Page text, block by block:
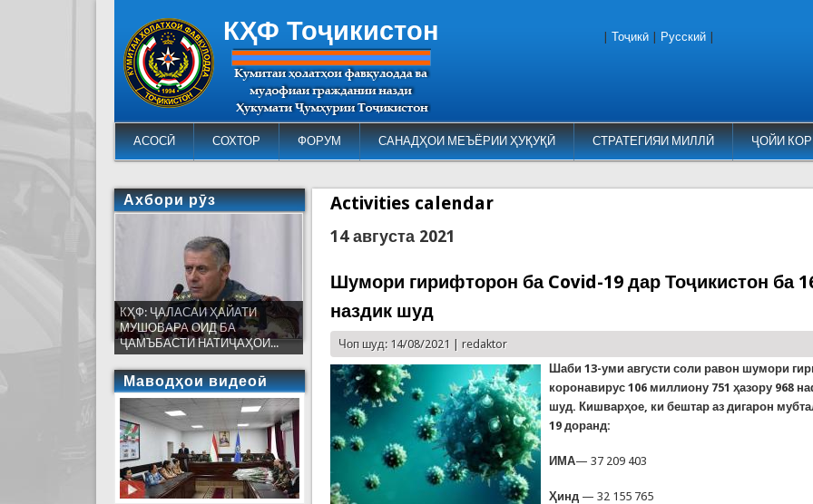
КҲФ Тоҷикистон
АСОСӢ СОХТОР ФОРУМ САНАДҲОИ МЕЪЁРИИ ҲУҚУҚӢ СТРАТЕГИЯИ МИЛЛӢ ҶОЙИ
Тоҷикӣ Русский
Activities calendar
14 августа 2021
Шумори гирифторон ба Covid-19 дар Тоҷикистон ба
наздик шуд
Чоп шуд: 14/08/2021 |redaktor
Шаби13-уми августи соли равон шумори
коронавирус 106 миллиону 751 ҳазору 968
шуд. Кишварҳое, ки бештар аз дигарон
19 доранд:
ИМА— 37 209 403
Ҳинд — 32 155 765
Ахбори рӯз
КҲФ: ҶАЛАСАИ ҲАЙАТИ
МУШОВАРА ОИД БА
ҶАМЪБАСТИ НАТИҶАҲОИ...
Маводҳои видеоӣ